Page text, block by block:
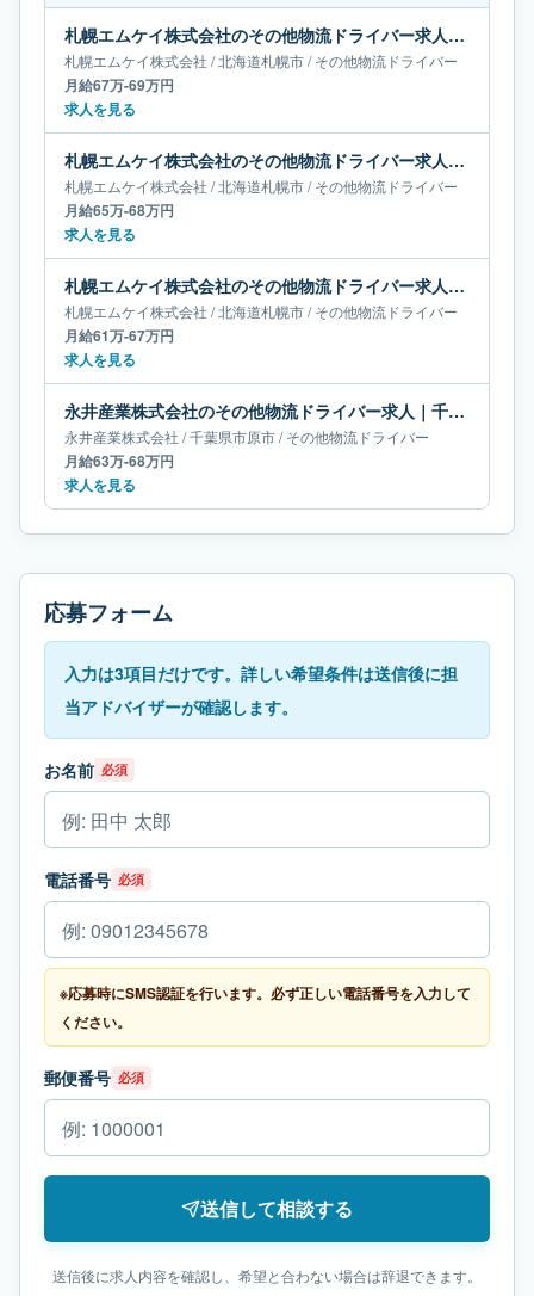
札幌エムケイ株式会社のその他物流ドライバー求人｜北海道札幌市｜月給67万-69万円
札幌エムケイ株式会社 /北海道札幌市/その他物流ドライバー
月給67万-69万円
求人を見る
札幌エムケイ株式会社のその他物流ドライバー求人｜北海道札幌市｜月給65万-68万円
札幌エムケイ株式会社 /北海道札幌市/その他物流ドライバー
月給65万-68万円
求人を見る
札幌エムケイ株式会社のその他物流ドライバー求人｜北海道札幌市｜月給61万-67万円
札幌エムケイ株式会社 /北海道札幌市/その他物流ドライバー
月給61万-67万円
求人を見る
永井産業株式会社のその他物流ドライバー求人｜千葉県市原市｜月給63万-68万円
永井産業株式会社 /千葉県市原市/その他物流ドライバー
月給63万-68万円
求人を見る
応募フォーム
入力は3項目だけです。詳しい希望条件は送信後に担
当アドバイザーが確認します。
お名前 必須
電話番号 必須
※応募時にSMS認証を行います。必ず正しい電話番号を入力して
ください。
郵便番号 必須
送信して相談する
送信後に求人内容を確認し、希望と合わない場合は辞退できます。